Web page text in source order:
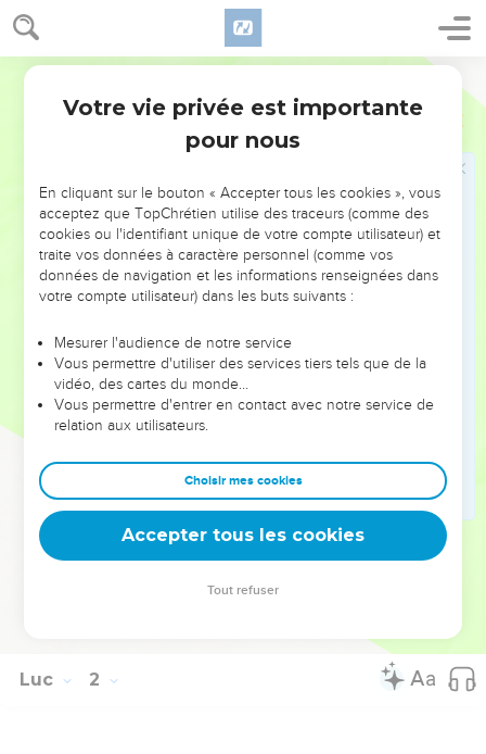
1
71 un Sauveur qui nous délivre de nos ennemis et de la
domination de tous ceux qui nous détestent !
72
souvient de sa sainte alliance,
conformément au serment qu'il avait fait à Abraham, notre
il avait juré qu'après nous avoir délivrés de nos ennemis il
nous accorderait de le servir sans crainte,
en marchant devant lui dans la sainteté et dans la justice
tous les jours de notre vie.
Haut, car tu marcheras sous le regard du Seigneur pour
préparer ses chemins
et pour donner à son peuple la connaissance du salut par
le pardon de ses péchés,
à cause de la profonde bonté de notre Dieu. Grâce à elle,
le soleil levant nous a visités d'en haut
pour éclairer ceux qui sont assis dans les ténèbres et dans
l'ombre de la mort, pour diriger nos pas sur le chemin de la
Luc 2
Votre vie privée est importante
pour nous
En cliquant sur le bouton « Accepter tous les cookies », vous
acceptez que TopChrétien utilise des traceurs (comme des
cookies ou l'identifiant unique de votre compte utilisateur) et
traite vos données à caractère personnel (comme vos
données de navigation et les informations renseignées dans
votre compte utilisateur) dans les buts suivants :
Mesurer l'audience de notre service
Vous permettre d'utiliser des services tiers tels que de la
vidéo, des cartes du monde…
Vous permettre d'entrer en contact avec notre service de
relation aux utilisateurs.
Choisir mes cookies
Accepter tous les cookies
Tout refuser